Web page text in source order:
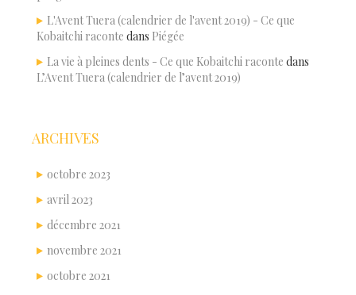
L'Avent Tuera (calendrier de l'avent 2019) - Ce que
Kobaitchi raconte dans Piégée
La vie à pleines dents - Ce que Kobaitchi raconte dans
L’Avent Tuera (calendrier de l’avent 2019)
ARCHIVES
octobre 2023
avril 2023
décembre 2021
novembre 2021
octobre 2021